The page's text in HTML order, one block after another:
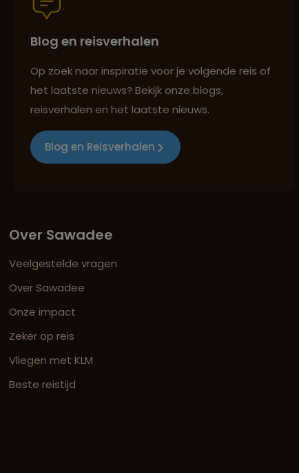
Blog en reisverhalen
Op zoek naar inspiratie voor je volgende reis of
het laatste nieuws? Bekijk onze blogs,
reisverhalen en het laatste nieuws.
Blog en Reisverhalen
Over Sawadee
Veelgestelde vragen
Over Sawadee
Onze impact
Zeker op reis
Vliegen met KLM
Beste reistijd